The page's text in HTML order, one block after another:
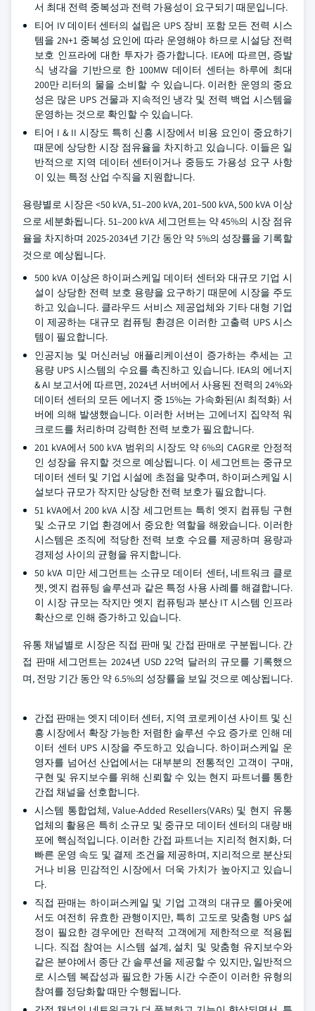
서 최대 전력 중복성과 전력 가용성이 요구되기 때문입니다.
티어 IV 데이터 센터의 설립은 UPS 장비 포함 모든 전력 시스
템을 2N+1 중복성 요인에 따라 운영해야 하므로 시설당 전력
보호 인프라에 대한 투자가 증가합니다. IEA에 따르면, 증발
식 냉각을 기반으로 한 100MW 데이터 센터는 하루에 최대
200만 리터의 물을 소비할 수 있습니다. 이러한 운영의 중요
성은 많은 UPS 건물과 지속적인 냉각 및 전력 백업 시스템을
운영하는 것으로 확인할 수 있습니다.
티어 I & II 시장도 특히 신흥 시장에서 비용 요인이 중요하기
때문에 상당한 시장 점유율을 차지하고 있습니다. 이들은 일
반적으로 지역 데이터 센터이거나 중등도 가용성 요구 사항
이 있는 특정 산업 수직을 지원합니다.
용량별로 시장은 <50 kVA, 51–200 kVA, 201–500 kVA, 500 kVA 이상
으로 세분화됩니다. 51–200 kVA 세그먼트는 약 45%의 시장 점유
율을 차지하며 2025-2034년 기간 동안 약 5%의 성장률을 기록할
것으로 예상됩니다.
500 kVA 이상은 하이퍼스케일 데이터 센터와 대규모 기업 시
설이 상당한 전력 보호 용량을 요구하기 때문에 시장을 주도
하고 있습니다. 클라우드 서비스 제공업체와 기타 대형 기업
이 제공하는 대규모 컴퓨팅 환경은 이러한 고출력 UPS 시스
템이 필요합니다.
인공지능 및 머신러닝 애플리케이션이 증가하는 추세는 고
용량 UPS 시스템의 수요를 촉진하고 있습니다. IEA의 에너지
& AI 보고서에 따르면, 2024년 서버에서 사용된 전력의 24%와
데이터 센터의 모든 에너지 중 15%는 가속화된(AI 최적화) 서
버에 의해 발생했습니다. 이러한 서버는 고에너지 집약적 워
크로드를 처리하며 강력한 전력 보호가 필요합니다.
201 kVA에서 500 kVA 범위의 시장도 약 6%의 CAGR로 안정적
인 성장을 유지할 것으로 예상됩니다. 이 세그먼트는 중규모
데이터 센터 및 기업 시설에 초점을 맞추며, 하이퍼스케일 시
설보다 규모가 작지만 상당한 전력 보호가 필요합니다.
51 kVA에서 200 kVA 시장 세그먼트는 특히 엣지 컴퓨팅 구현
및 소규모 기업 환경에서 중요한 역할을 해왔습니다. 이러한
시스템은 조직에 적당한 전력 보호 수요를 제공하며 용량과
경제성 사이의 균형을 유지합니다.
50 kVA 미만 세그먼트는 소규모 데이터 센터, 네트워크 클로
젯, 엣지 컴퓨팅 솔루션과 같은 특정 사용 사례를 해결합니다.
이 시장 규모는 작지만 엣지 컴퓨팅과 분산 IT 시스템 인프라
확산으로 인해 증가하고 있습니다.
유통 채널별로 시장은 직접 판매 및 간접 판매로 구분됩니다. 간
접 판매 세그먼트는 2024년 USD 22억 달러의 규모를 기록했으
며, 전망 기간 동안 약 6.5%의 성장률을 보일 것으로 예상됩니다.
간접 판매는 엣지 데이터 센터, 지역 코로케이션 사이트 및 신
흥 시장에서 확장 가능한 저렴한 솔루션 수요 증가로 인해 데
이터 센터 UPS 시장을 주도하고 있습니다. 하이퍼스케일 운
영자를 넘어선 산업에서는 대부분의 전통적인 고객이 구매,
구현 및 유지보수를 위해 신뢰할 수 있는 현지 파트너를 통한
간접 채널을 선호합니다.
시스템 통합업체, Value-Added Resellers(VARs) 및 현지 유통
업체의 활용은 특히 소규모 및 중규모 데이터 센터의 대량 배
포에 핵심적입니다. 이러한 간접 파트너는 지리적 현지화, 더
빠른 운영 속도 및 결제 조건을 제공하며, 지리적으로 분산되
거나 비용 민감적인 시장에서 더욱 가치가 높아지고 있습니
다.
직접 판매는 하이퍼스케일 및 기업 고객의 대규모 롤아웃에
서도 여전히 유효한 관행이지만, 특히 고도로 맞춤형 UPS 설
정이 필요한 경우에만 전략적 고객에게 제한적으로 적용됩
니다. 직접 참여는 시스템 설계, 설치 및 맞춤형 유지보수와
같은 분야에서 종단 간 솔루션을 제공할 수 있지만, 일반적으
로 시스템 복잡성과 필요한 가동 시간 수준이 이러한 유형의
참여를 정당화할 때만 수행됩니다.